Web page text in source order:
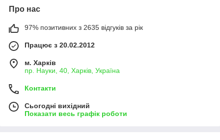
Про нас
97% позитивних з 2635 відгуків за рік
Працює з 20.02.2012
м. Харків
пр. Науки, 40, Харків, Україна
Контакти
Сьогодні вихідний
Показати весь графік роботи